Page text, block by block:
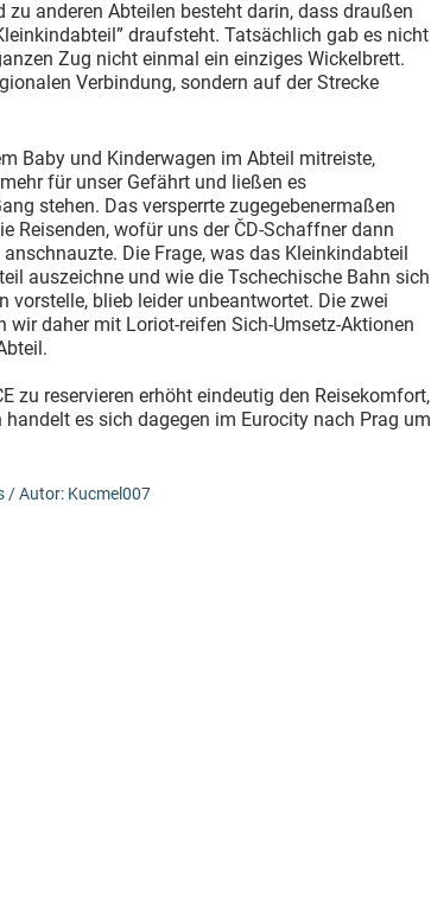
zu anderen Abteilen besteht darin, dass draußen
draufsteht. Tatsächlich gab es nicht
Zug nicht einmal ein einziges Wickelbrett.
Verbindung, sondern auf der Strecke
Baby und Kinderwagen im Abteil mitreiste,
für unser Gefährt und ließen es
stehen. Das versperrte zugegebenermaßen
Reisenden, wofür uns der ČD-Schaffner dann
Die Frage, was das Kleinkindabteil
auszeichne und wie die Tschechische Bahn sich
vorstelle, blieb leider unbeantwortet. Die zwei
wir daher mit Loriot-reifen Sich-Umsetz-Aktionen
zu reservieren erhöht eindeutig den Reisekomfort,
es sich dagegen im Eurocity nach Prag um
/ Autor: Kucmel007